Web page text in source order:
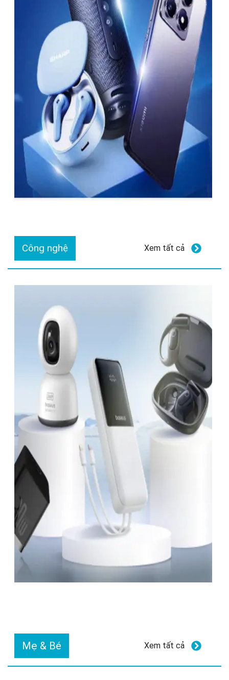
Công nghệ Xem tất cả
Mẹ & Bé Xem tất cả